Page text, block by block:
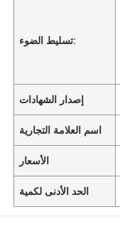
تسليط الضوء:
إصدار الشهادات
اسم العلامة التجارية
الأسعار
الحد الأدنى لكمية